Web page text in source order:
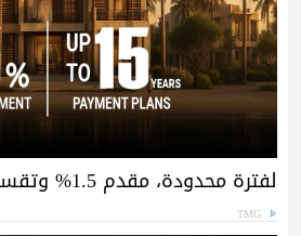
لفترة محدودة، مقدم 1.5% وتقسيط حتى 15 سنة
TMG